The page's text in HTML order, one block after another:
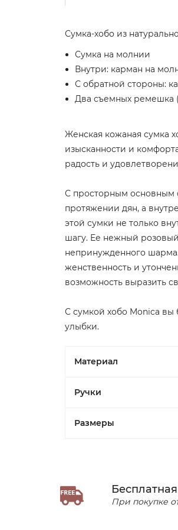
Сумка-хобо из
Сумка на молнии
Внутри: карман на
С обратной стороны:
Два съемных ремешка
Женская кожаная сумка
изысканности и
радость и
С просторным основным
протяжении дян, а
этой сумки не только
шагу. Ее нежный
непринужденного
женственность и
возможность выразить
С сумкой хобо Monica вы
улыбки.
Материал
Ручки
Размеры
При покупке